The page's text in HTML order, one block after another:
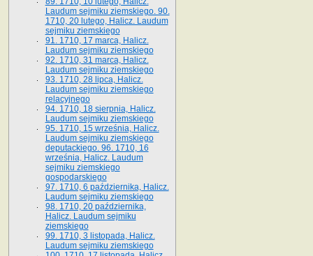
Laudum sejmiku ziemskiego. 90.
1710, 20 lutego, Halicz. Laudum
sejmiku ziemskiego
91. 1710, 17 marca, Halicz.
Laudum sejmiku ziemskiego
92. 1710, 31 marca, Halicz.
Laudum sejmiku ziemskiego
93. 1710, 28 lipca, Halicz.
Laudum sejmiku ziemskiego
relacyjnego
94. 1710, 18 sierpnia, Halicz.
Laudum sejmiku ziemskiego
95. 1710, 15 września, Halicz.
Laudum sejmiku ziemskiego
deputackiego. 96. 1710, 16
września, Halicz. Laudum
sejmiku ziemskiego
gospodarskiego
97. 1710, 6 października, Halicz.
Laudum sejmiku ziemskiego
98. 1710, 20 października,
Halicz. Laudum sejmiku
ziemskiego
99. 1710, 3 listopada, Halicz.
Laudum sejmiku ziemskiego